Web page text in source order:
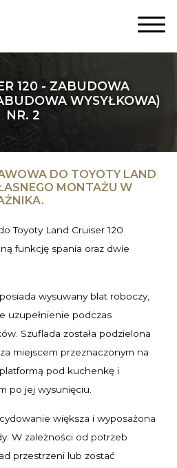
120 - ZABUDOWA
WYSYŁKOWA)
NR. 2
DO TOYOTY LAND
MONTAŻU W
Toyoty Land Cruiser 120
funkcję spania oraz dwie
wysuwany blat roboczy,
uzupełnienie podczas
Szuflada została podzielona
miejscem przeznaczonym na
pod kuchenkę i
po jej wysunięciu.
większa i wyposażona
W zależności od potrzeb
przestrzeni lub zostać